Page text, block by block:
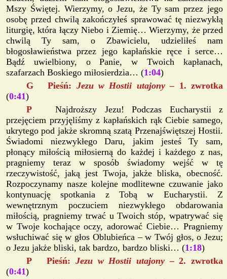
Mszy Świętej. Wierzymy, o Jezu, że Ty sam przez jego
osobę przed chwilą zakończyłeś sprawować tę niezwykłą
liturgię, która łączy Niebo i Ziemię… Wierzymy, że przed
chwilą Ty sam, o Zbawicielu, udzieliłeś nam
błogosławieństwa przez jego kapłańskie ręce i serce…
Bądź uwielbiony, o Panie, w Twoich kapłanach,
szafarzach Boskiego miłosierdzia… (1:04)
G Pieśń: Jezu w Hostii utajony– 1. zwrotka
(0:41)
PNajdroższy Jezu! Podczas Eucharystii z
przejęciem przyjęliśmy z kapłańskich rąk Ciebie samego,
ukrytego pod jakże skromną szatą Przenajświętszej Hostii.
Świadomi niezwykłego Daru, jakim jesteś Ty sam,
płonący miłością miłosierną do każdej i każdego z nas,
pragniemy teraz w sposób świadomy wejść w tę
rzeczywistość, jaką jest Twoja, jakże bliska, obecność.
Rozpoczynamy nasze kolejne modlitewne czuwanie jako
kontynuację spotkania z Tobą w Eucharystii. Z
wewnętrznym poczuciem niezwykłego obdarowania
miłością, pragniemy trwać u Twoich stóp, wpatrywać się
w Twoje kochające oczy, adorować Ciebie… Pragniemy
wsłuchiwać się w głos Oblubieńca – w Twój głos, o Jezu;
o Jezu jakże bliski, tak bardzo, bardzo bliski… (1:18)
P Pieśń: Jezu w Hostii utajony– 2. zwrotka
(0:41)